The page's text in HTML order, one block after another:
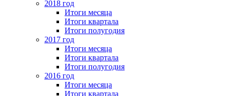
2018 год
Итоги месяца
Итоги квартала
Итоги полугодия
2017 год
Итоги месяца
Итоги квартала
Итоги полугодия
2016 год
Итоги месяца
Итоги квартала